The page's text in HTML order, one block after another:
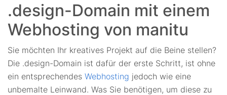
.design-Domain mit einem
Webhosting von manitu
Sie möchten Ihr kreatives Projekt auf die Beine stellen?
Die .design-Domain ist dafür der erste Schritt, ist ohne
ein entsprechendes Webhosting jedoch wie eine
unbemalte Leinwand. Was Sie benötigen, um diese zu